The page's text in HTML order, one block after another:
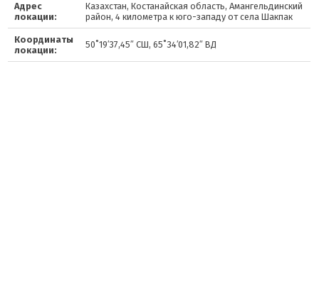
Адрес
локации:
Казахстан, Костанайская область, Амангельдинский
район, 4 километра к юго-западу от села Шакпак
Координаты
локации:
50˚19′37,45″ СШ, 65˚34′01,82″ ВД